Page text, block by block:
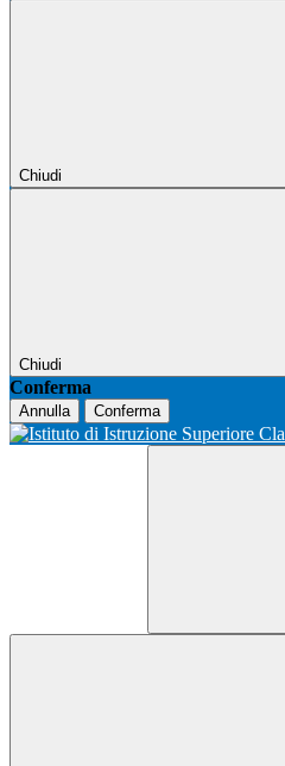
Chiudi
Chiudi
Conferma
Annulla Conferma